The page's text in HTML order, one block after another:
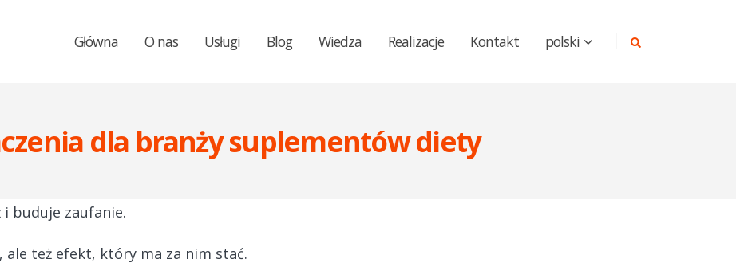
Główna O nas Usługi Blog Wiedza Realizacje Kontakt polski
dla branży suplementów diety
buduje zaufanie.
też efekt, który ma za nim stać.